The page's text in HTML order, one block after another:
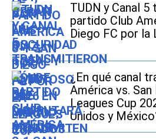
TUDN y Canal
partido Club
Diego FC por la
¿En qué canal
América vs.
Leagues Cup
Unidos y